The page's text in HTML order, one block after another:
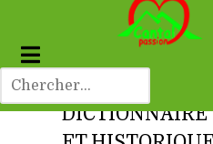
DICTIONNAIRE